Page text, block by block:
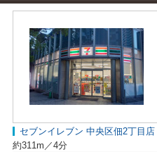
セブンイレブン 中央区佃2丁目店
約311m／4分